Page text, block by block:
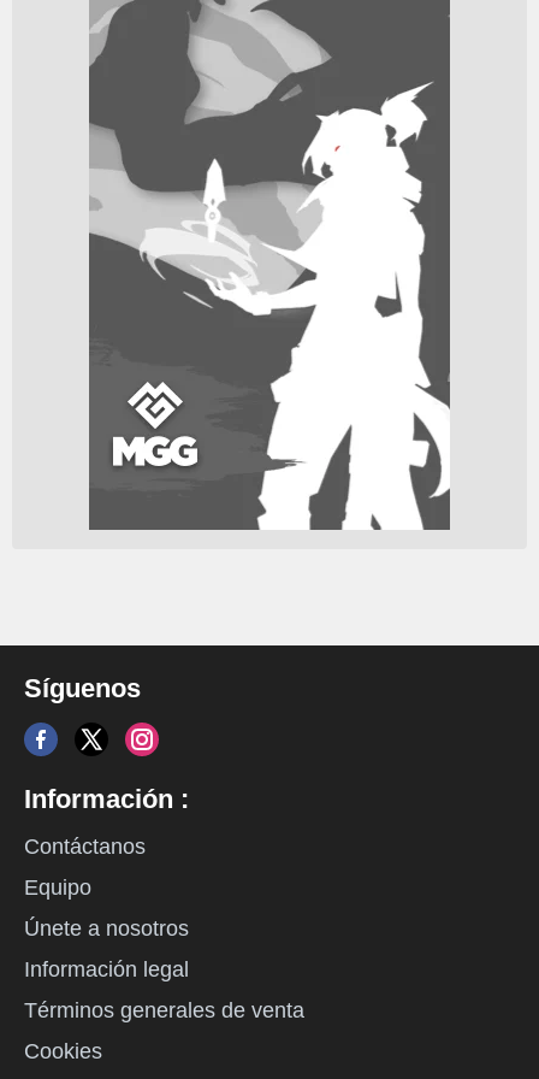
Síguenos
Información :
Contáctanos
Equipo
Únete a nosotros
Información legal
Términos generales de venta
Cookies